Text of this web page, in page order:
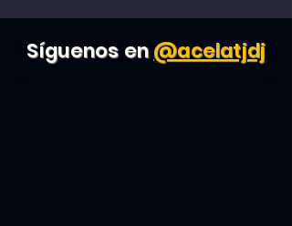
Síguenos en @acelatjdj